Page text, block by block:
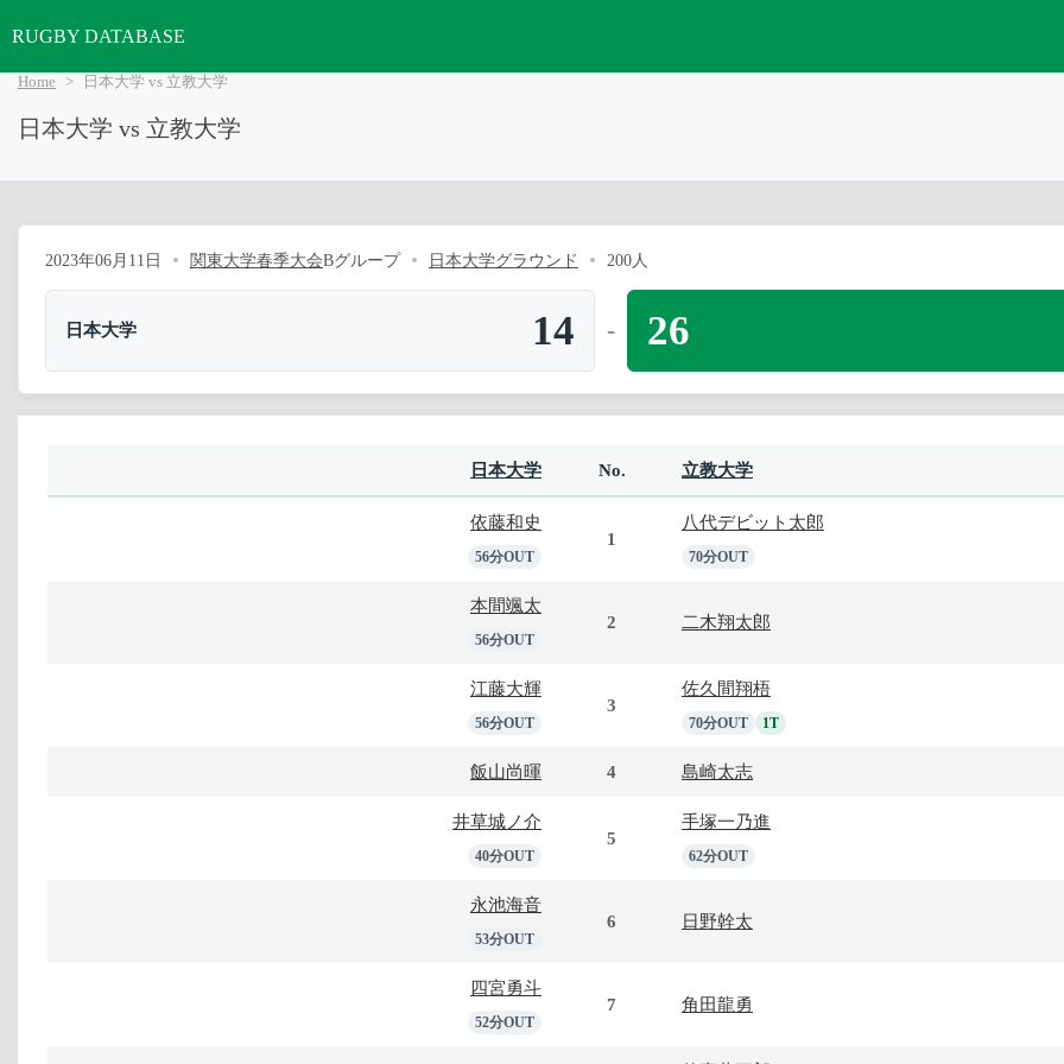
RUGBY DATABASE
Home 日本大学 vs 立教大学
日本大学 vs 立教大学
2023年06月11日 関東大学春季大会Bグループ 日本大学グラウンド 200人
日本大学 14 - 26
日本大学 No. 立教大学
依藤和史
56分OUT
1
八代デビット太郎
70分OUT
本間颯太
56分OUT
2 二木翔太郎
江藤大輝
56分OUT
3
佐久間翔梧
70分OUT 1T
飯山尚暉 4 島崎太志
井草城ノ介
40分OUT
5
手塚一乃進
62分OUT
永池海音
53分OUT
6 日野幹太
四宮勇斗
52分OUT
7 角田龍勇